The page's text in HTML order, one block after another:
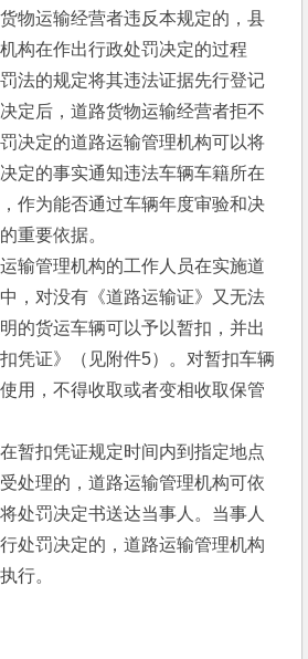
运输经营者违反本规定的，县
构在作出行政处罚决定的过程
法的规定将其违法证据先行登记
定后，道路货物运输经营者拒不
决定的道路运输管理机构可以将
定的事实通知违法车辆车籍所在
作为能否通过车辆年度审验和决
重要依据。
管理机构的工作人员在实施道
，对没有《道路运输证》又无法
的货运车辆可以予以暂扣，并出
凭证》（见附件5）。对暂扣车辆
用，不得收取或者变相收取保管
扣凭证规定时间内到指定地点
处理的，道路运输管理机构可依
处罚决定书送达当事人。当事人
处罚决定的，道路运输管理机构
行。